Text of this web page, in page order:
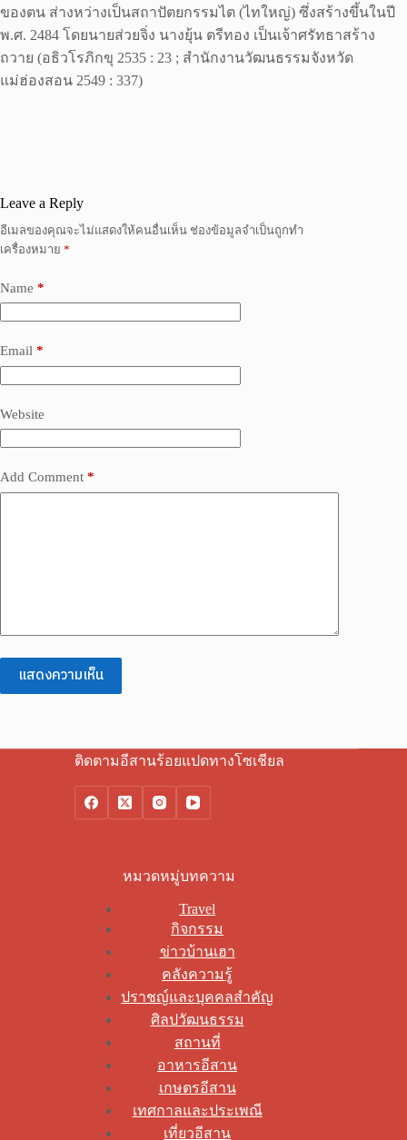
ของตน ส่างหว่างเป็นสถาปัตยกรรมไต (ไทใหญ่) ซึ่งสร้างขึ้นในปี
พ.ศ. 2484 โดยนายส่วยจิ่ง นางยุ้น ตรีทอง เป็นเจ้าศรัทธาสร้าง
ถวาย (อธิวโรภิกขุ 2535 : 23 ; สำนักงานวัฒนธรรมจังหวัด
แม่ฮ่องสอน 2549 : 337)
Leave a Reply
อีเมลของคุณจะไม่แสดงให้คนอื่นเห็น ช่องข้อมูลจำเป็นถูกทำ
เครื่องหมาย *
Name *
Email *
Website
Add Comment *
แสดงความเห็น
ติดตามอีสานร้อยแปดทางโซเชียล
หมวดหมู่บทความ
Travel
กิจกรรม
ข่าวบ้านเฮา
คลังความรู้
ปราชญ์และบุคคลสำคัญ
ศิลปวัฒนธรรม
สถานที่
อาหารอีสาน
เกษตรอีสาน
เทศกาลและประเพณี
เที่ยวอีสาน